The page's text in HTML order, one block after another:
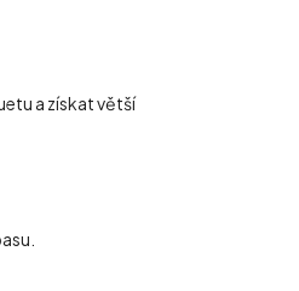
a získat větší